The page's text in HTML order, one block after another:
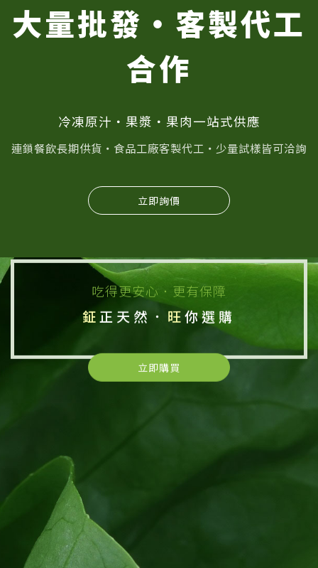
大量批發・客製代工
合作
冷凍原汁・果漿・果肉一站式供應
連鎖餐飲長期供貨・食品工廠客製代工・少量試樣皆可洽詢
立即詢價
立即購買
吃得更安心．更有保障
鉦 正天然． 旺你選購